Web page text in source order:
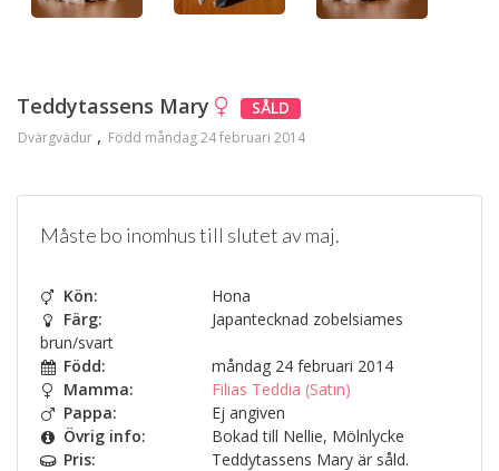
Teddytassens Mary SÅLD
Dvärgvädur Född måndag 24 februari 2014
Måste bo inomhus till slutet av maj.
Kön:
Hona
Färg:
Japantecknad zobelsiames
brun/svart
Född:
måndag 24 februari 2014
Mamma:
Filias Teddia (Satin)
Pappa:
Ej angiven
Övrig info:
Bokad till Nellie, Mölnlycke
Pris:
Teddytassens Mary är såld.